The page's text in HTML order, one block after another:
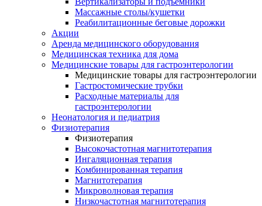
Массажные столы/кушетки
Реабилитационные беговые дорожки
Акции
Аренда медицинского оборудования
Медицинская техника для дома
Медицинские товары для гастроэнтерологии
Медицинские товары для гастроэнтерологии
Гастростомические трубки
Расходные материалы для
гастроэнтерологии
Неонатология и педиатрия
Физиотерапия
Физиотерапия
Высокочастотная магнитотерапия
Ингаляционная терапия
Комбинированная терапия
Магнитотерапия
Микроволновая терапия
Низкочастотная магнитотерапия